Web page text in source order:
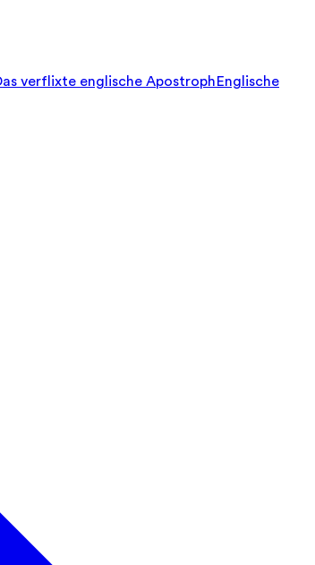
verflixte englische ApostrophEnglische